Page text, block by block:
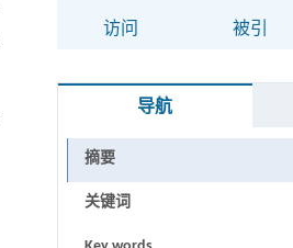
访问 被引
导航
摘要
关键词